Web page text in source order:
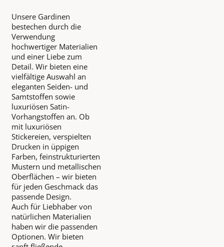
Unsere Gardinen
bestechen durch die
Verwendung
hochwertiger Materialien
und einer Liebe zum
Detail. Wir bieten eine
vielfältige Auswahl an
eleganten Seiden- und
Samtstoffen sowie
luxuriösen Satin-
Vorhangstoffen an. Ob
mit luxuriösen
Stickereien, verspielten
Drucken in üppigen
Farben, feinstrukturierten
Mustern und metallischen
Oberflächen – wir bieten
für jeden Geschmack das
passende Design.
Auch für Liebhaber von
natürlichen Materialien
haben wir die passenden
Optionen. Wir bieten